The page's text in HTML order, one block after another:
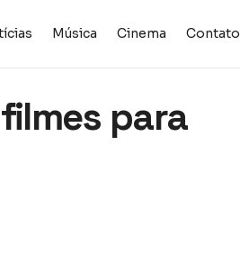
Música Cinema Contato
para